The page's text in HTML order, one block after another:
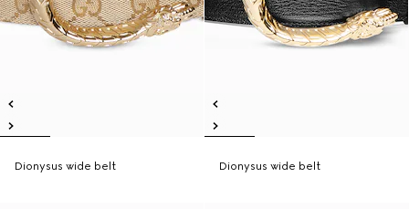
Dionysus wide belt Dionysus wide belt